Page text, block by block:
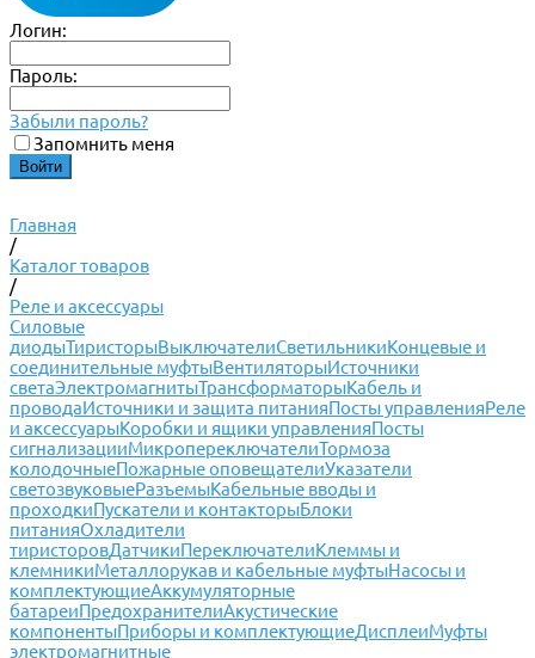
Логин:
Пароль:
Забыли пароль?
Запомнить меня
Главная
/
Каталог товаров
/
Реле и аксессуары
Силовые
диодыТиристорыВыключателиСветильникиКонцевые и
соединительные муфтыВентиляторыИсточники
светаЭлектромагнитыТрансформаторыКабель и
проводаИсточники и защита питанияПосты управленияРеле
и аксессуарыКоробки и ящики управленияПосты
сигнализацииМикропереключателиТормоза
колодочныеПожарные оповещателиУказатели
светозвуковыеРазъемыКабельные вводы и
проходкиПускатели и контакторыБлоки
питанияОхладители
тиристоровДатчикиПереключателиКлеммы и
клемникиМеталлорукав и кабельные муфтыНасосы и
комплектующиеАккумуляторные
батареиПредохранителиАкустические
компонентыПриборы и комплектующиеДисплеиМуфты
электромагнитные